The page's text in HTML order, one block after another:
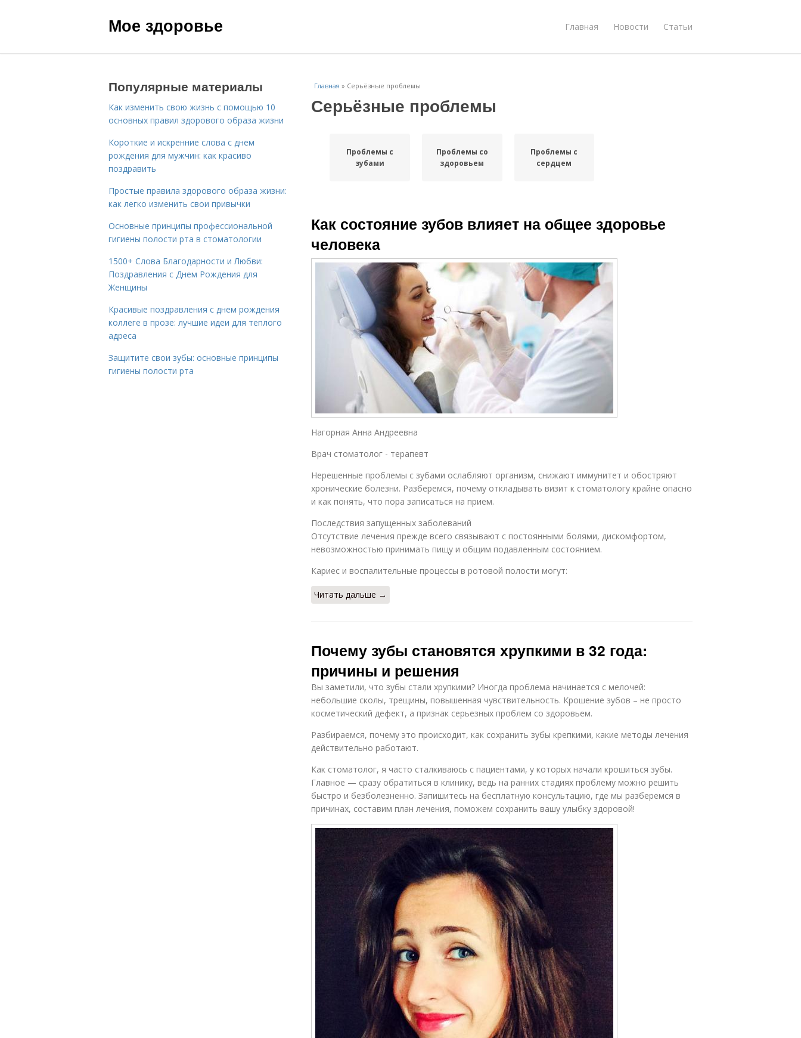
Мое здоровье Главная Новости Статьи
Главная » Серьёзные проблемы
Серьёзные проблемы
Проблемы с
зубами
Проблемы со
здоровьем
Проблемы с
сердцем
Как состояние зубов влияет на общее здоровье
человека
Нагорная Анна Андреевна
Врач стоматолог - терапевт
Нерешенные проблемы с зубами ослабляют организм, снижают иммунитет и обостряют
хронические болезни. Разберемся, почему откладывать визит к стоматологу крайне опасно
и как понять, что пора записаться на прием.
Последствия запущенных заболеваний
Отсутствие лечения прежде всего связывают с постоянными болями, дискомфортом,
невозможностью принимать пищу и общим подавленным состоянием.
Кариес и воспалительные процессы в ротовой полости могут:
Читать дальше →
Почему зубы становятся хрупкими в 32 года:
причины и решения
Вы заметили, что зубы стали хрупкими? Иногда проблема начинается с мелочей:
небольшие сколы, трещины, повышенная чувствительность. Крошение зубов – не просто
косметический дефект, а признак серьезных проблем со здоровьем.
Разбираемся, почему это происходит, как сохранить зубы крепкими, какие методы лечения
действительно работают.
Как стоматолог, я часто сталкиваюсь с пациентами, у которых начали крошиться зубы.
Главное — сразу обратиться в клинику, ведь на ранних стадиях проблему можно решить
быстро и безболезненно. Запишитесь на бесплатную консультацию, где мы разберемся в
причинах, составим план лечения, поможем сохранить вашу улыбку здоровой!
Популярные материалы
Как изменить свою жизнь с помощью 10
основных правил здорового образа жизни
Короткие и искренние слова с днем
рождения для мужчин: как красиво
поздравить
Простые правила здорового образа жизни:
как легко изменить свои привычки
Основные принципы профессиональной
гигиены полости рта в стоматологии
1500+ Слова Благодарности и Любви:
Поздравления с Днем Рождения для
Женщины
Красивые поздравления с днем рождения
коллеге в прозе: лучшие идеи для теплого
адреса
Защитите свои зубы: основные принципы
гигиены полости рта